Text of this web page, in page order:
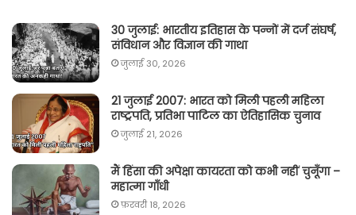
30 जुलाई: भारतीय इतिहास के पन्नों में दर्ज संघर्ष,
संविधान और विज्ञान की गाथा
जुलाई 30, 2026
21 जुलाई 2007: भारत को मिली पहली महिला
राष्ट्रपति, प्रतिभा पाटिल का ऐतिहासिक चुनाव
जुलाई 21, 2026
मैं हिंसा की अपेक्षा कायरता को कभी नहीं चुनूँगा –
महात्मा गाँधी
फ़रवरी 18, 2026